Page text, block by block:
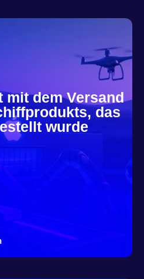
mit dem Versand
das
wurde